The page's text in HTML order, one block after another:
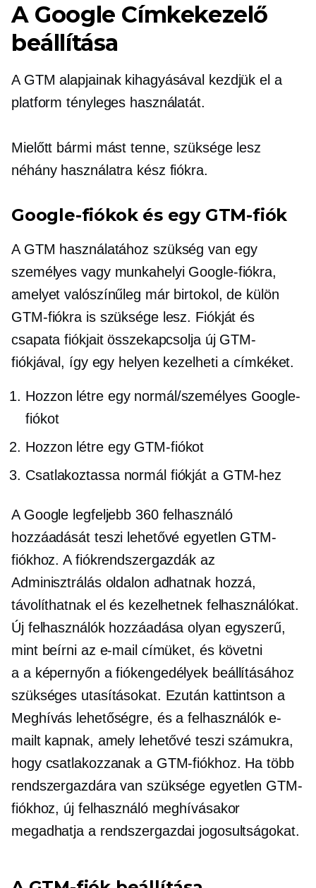
A Google Címkekezelő
beállítása
A GTM alapjainak kihagyásával kezdjük el a
platform tényleges használatát.
Mielőtt bármi mást tenne, szüksége lesz
néhány használatra kész fiókra.
Google-fiókok és egy GTM-fiók
A GTM használatához szükség van egy
személyes vagy munkahelyi Google-fiókra,
amelyet valószínűleg már birtokol, de külön
GTM-fiókra is szüksége lesz. Fiókját és
csapata fiókjait összekapcsolja új GTM-
fiókjával, így egy helyen kezelheti a címkéket.
Hozzon létre egy normál/személyes Google-
fiókot
Hozzon létre egy GTM-fiókot
Csatlakoztassa normál fiókját a GTM-hez
A Google legfeljebb 360 felhasználó
hozzáadását teszi lehetővé egyetlen GTM-
fiókhoz. A fiókrendszergazdák az
Adminisztrálás oldalon adhatnak hozzá,
távolíthatnak el és kezelhetnek felhasználókat.
Új felhasználók hozzáadása olyan egyszerű,
mint beírni az e-mail címüket, és követni
a a képernyőn a fiókengedélyek beállításához
szükséges utasításokat. Ezután kattintson a
Meghívás lehetőségre, és a felhasználók e-
mailt kapnak, amely lehetővé teszi számukra,
hogy csatlakozzanak a GTM-fiókhoz. Ha több
rendszergazdára van szüksége egyetlen GTM-
fiókhoz, új felhasználó meghívásakor
megadhatja a rendszergazdai jogosultságokat.